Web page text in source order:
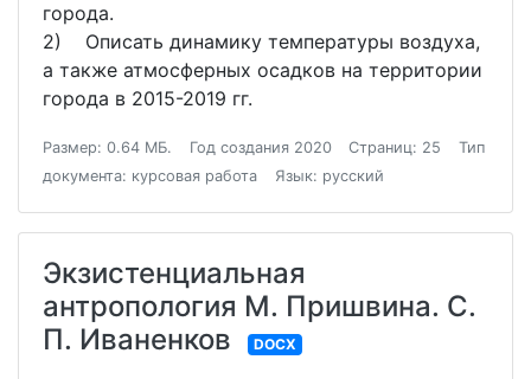
города.
2) Описать динамику температуры воздуха,
а также атмосферных осадков на территории
города в 2015-2019 гг.
Размер: 0.64 МБ. Год создания 2020 Страниц: 25
Тип
документа: курсовая работа
Язык: русский
Экзистенциальная
антропология М. Пришвина. С.
П. Иваненков
DOCX